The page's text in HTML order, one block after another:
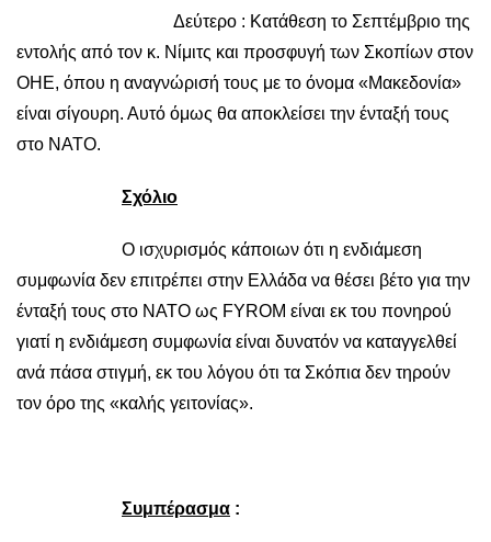
Δεύτερο : Κατάθεση το Σεπτέμβριο της
εντολής από τον κ. Νίμιτς και προσφυγή των Σκοπίων στον
ΟΗΕ, όπου η αναγνώρισή τους με το όνομα «Μακεδονία»
είναι σίγουρη. Αυτό όμως θα αποκλείσει την ένταξή τους
στο ΝΑΤΟ.
Σχόλιο
Ο ισχυρισμός κάποιων ότι η ενδιάμεση
συμφωνία δεν επιτρέπει στην Ελλάδα να θέσει βέτο για την
ένταξή τους στο ΝΑΤΟ ως FYROM είναι εκ του πονηρού
γιατί η ενδιάμεση συμφωνία είναι δυνατόν να καταγγελθεί
ανά πάσα στιγμή, εκ του λόγου ότι τα Σκόπια δεν τηρούν
τον όρο της «καλής γειτονίας».
Συμπέρασμα :